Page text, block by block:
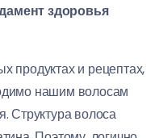
здоровья
продуктах и рецептах,
нашим волосам
Структура волоса